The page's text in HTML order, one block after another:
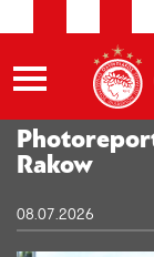
Rakow
08.07.2026